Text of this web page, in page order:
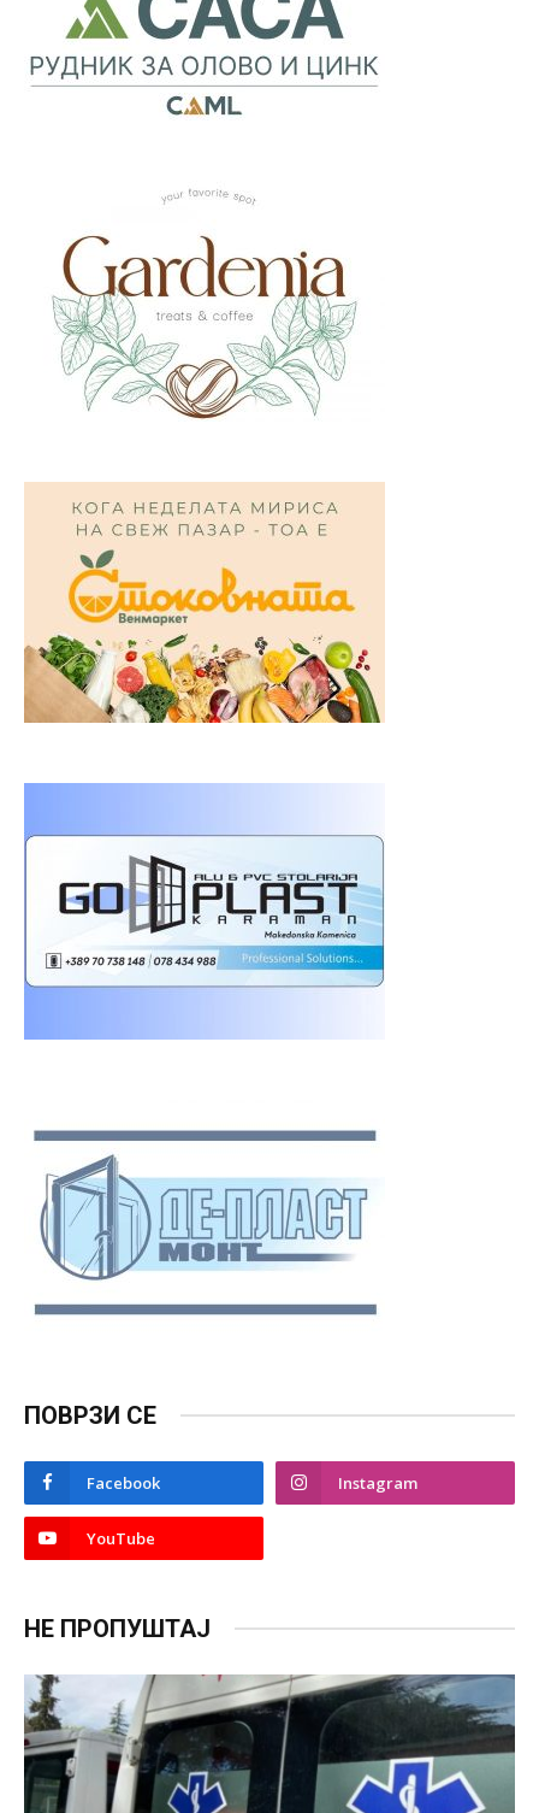
ПОВРЗИ СЕ
Facebook Instagram
YouTube
НЕ ПРОПУШТАЈ